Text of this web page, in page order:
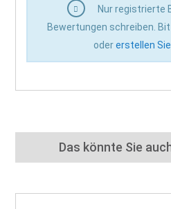
Nur registrierte
Bewertungen schreiben.
odererstellen
Das könnte Sie